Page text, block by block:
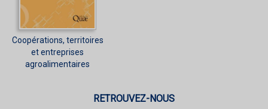
Coopérations, territoires
et entreprises
agroalimentaires
RETROUVEZ-NOUS